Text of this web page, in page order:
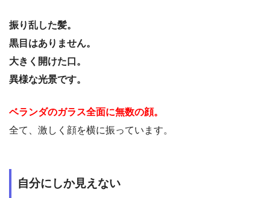
振り乱した髪。
黒目はありません。
大きく開けた口。
異様な光景です。
ベランダのガラス全面に無数の顔。
全て、激しく顔を横に振っています。
自分にしか見えない